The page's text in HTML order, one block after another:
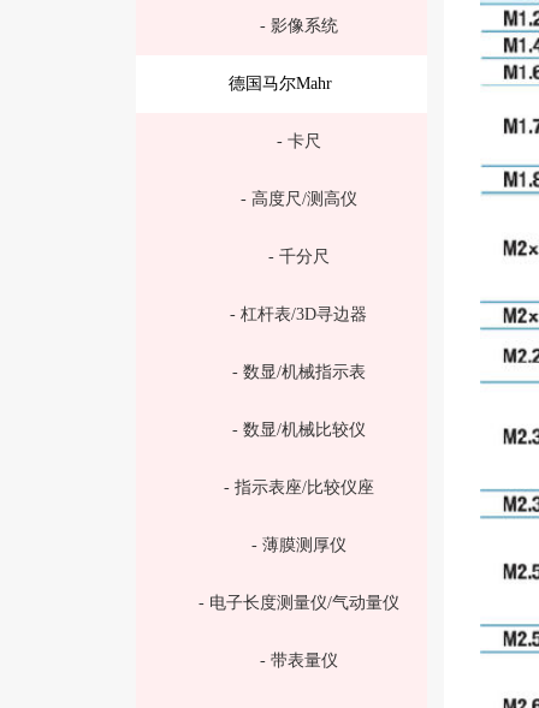
- 影像系统
德国马尔Mahr
- 卡尺
- 高度尺/测高仪
- 千分尺
- 杠杆表/3D寻边器
- 数显/机械指示表
- 数显/机械比较仪
- 指示表座/比较仪座
- 薄膜测厚仪
- 电子长度测量仪/气动量仪
- 带表量仪